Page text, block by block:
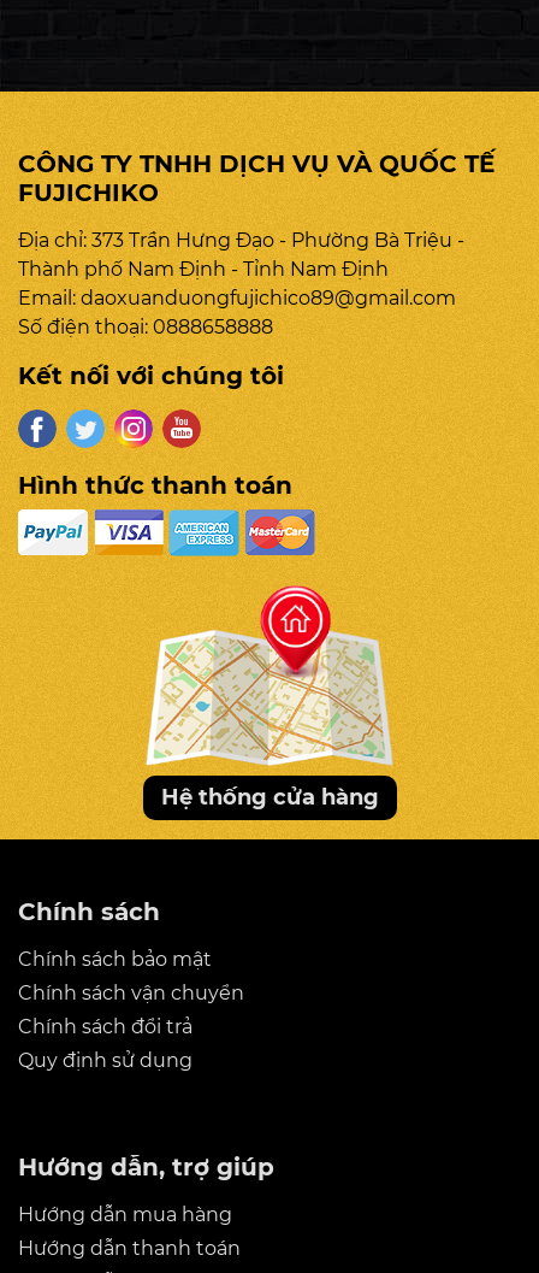
CÔNG TY TNHH DỊCH VỤ VÀ QUỐC TẾ
FUJICHIKO
Địa chỉ: 373 Trần Hưng Đạo - Phường Bà Triệu -
Thành phố Nam Định - Tỉnh Nam Định
Email: daoxuanduongfujichico89@gmail.com
Số điện thoại: 0888658888
Kết nối với chúng tôi
Hình thức thanh toán
Hệ thống cửa hàng
Chính sách
Chính sách bảo mật
Chính sách vận chuyển
Chính sách đổi trả
Quy định sử dụng
Hướng dẫn, trợ giúp
Hướng dẫn mua hàng
Hướng dẫn thanh toán